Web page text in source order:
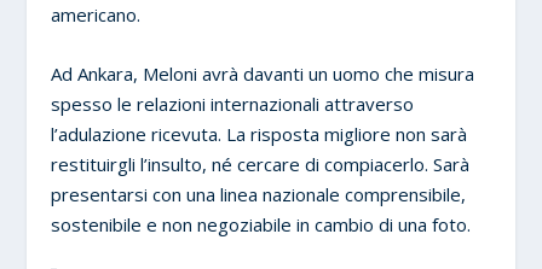
americano.
Ad Ankara, Meloni avrà davanti un uomo che misura
spesso le relazioni internazionali attraverso
l’adulazione ricevuta. La risposta migliore non sarà
restituirgli l’insulto, né cercare di compiacerlo. Sarà
presentarsi con una linea nazionale comprensibile,
sostenibile e non negoziabile in cambio di una foto.